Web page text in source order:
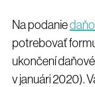
Na podanie
potrebovať
ukončení
v januári 2020).